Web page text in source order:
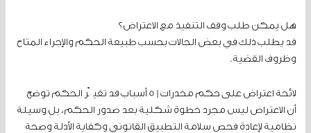
هل يمكن طلب وقف التنفيذ مع الاعتراض؟
قد يطلب ذلك في بعض الحالات بحسب طبيعة الحكم والإجراء المتاح
وظروف القضية.
لائحة اعتراض على حكم مخدرات | 5 أسباب قد تغيّر الحكم توضح
أن الاعتراض ليس مجرد خطوة شكلية بعد صدور الحكم، بل وسيلة
نظامية لإعادة فحص سلامة التطبيق القانوني وكفاية الأدلة وصحة